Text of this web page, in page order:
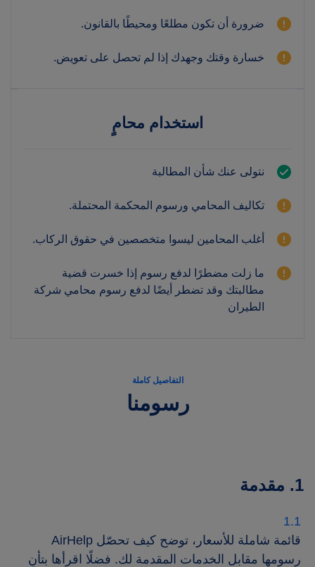
ضرورة أن تكون مطلعًا ومحيطًا بالقانون.
خسارة وقتك وجهدك إذا لم تحصل على تعويض.
استخدام محامٍ
نتولى عنك شأن المطالبة
تكاليف المحامي ورسوم المحكمة المحتملة.
أغلب المحامين ليسوا متخصصين في حقوق الركاب.
ما زلت مضطرًا لدفع رسوم إذا خسرت قضية
مطالبتك وقد تضطر أيضًا لدفع رسوم محامي شركة
الطيران
التفاصيل كاملة
رسومنا
1. مقدمة
قائمة شاملة للأسعار، توضح كيف تحصّل AirHelp
رسومها مقابل الخدمات المقدمة لك. فضلًا اقرأها بتأنِ